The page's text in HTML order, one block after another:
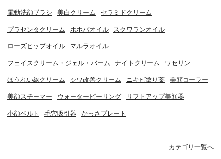
電動洗顔ブラシ 美白クリーム セラミドクリーム
プラセンタクリーム ホホバオイル スクワランオイル
ローズヒップオイル マルラオイル
フェイスクリーム・ジェル・バーム ナイトクリーム ワセリン
ほうれい線クリーム シワ改善クリーム ニキビ塗り薬 美顔ローラー
美顔スチーマー ウォーターピーリング リフトアップ美顔器
小顔ベルト 毛穴吸引器 かっさプレート
カテゴリ一覧へ